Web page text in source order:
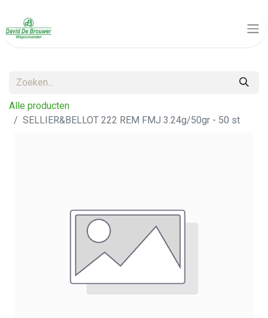
Alle producten
SELLIER&BELLOT 222 REM FMJ 3.24g/50gr - 50 st